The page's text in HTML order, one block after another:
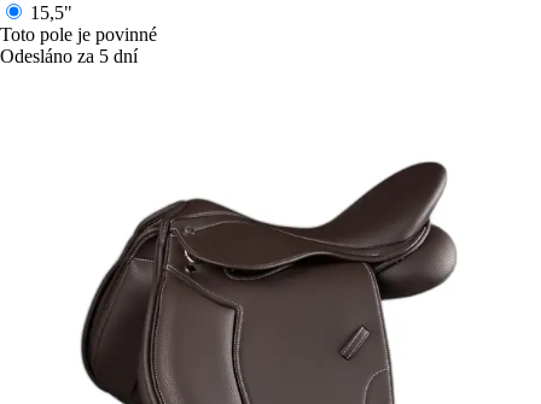
15,5"
Toto pole je povinné
Odesláno za 5 dní